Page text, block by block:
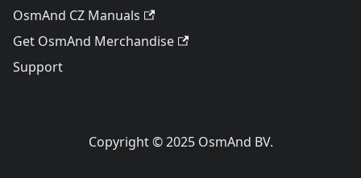
OsmAnd CZ Manuals
Get OsmAnd Merchandise
Support
Copyright © 2025 OsmAnd BV.